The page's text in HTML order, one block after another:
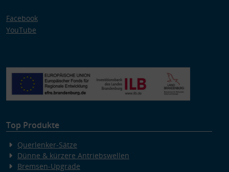
Facebook
YouTube
Top Produkte
Querlenker-Sätze
Dünne & kürzere Antriebswellen
Bremsen-Upgrade